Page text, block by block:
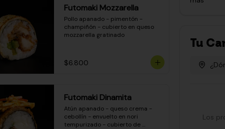
Futomaki Mozzarella
Pollo apanado - pimentón -
champiñón - cubierto en queso
mozzarella gratinado
$6.800
Futomaki Dinamita
Atún apanado - queso crema -
cebollín - envuelto en nori
tempurizado - cubierto de
Tu
Los